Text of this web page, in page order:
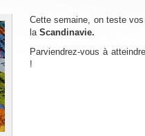
Cette semaine, on teste
la Scandinavie.
Parviendrez-vous à
!